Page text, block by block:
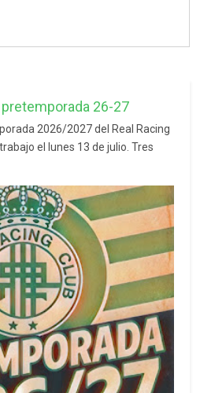
26-27
2026/2027 del Real Racing
el lunes 13 de julio. Tres